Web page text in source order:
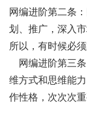
网编进阶第二条
划、推广，深入
所以，有时候必须
网编进阶第三条
维方式和思维能
作性格，次次次